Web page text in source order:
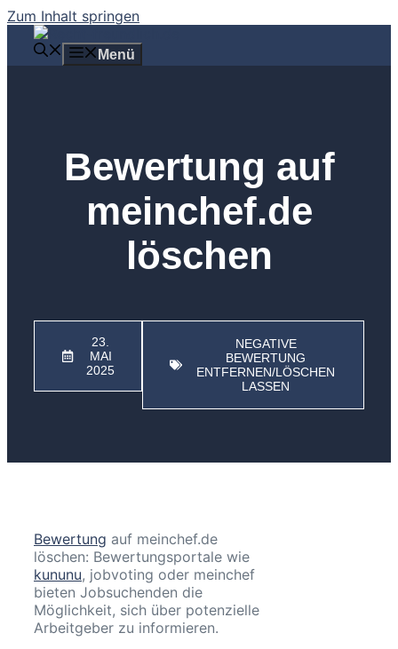
Zum Inhalt springen
Menü
Bewertung auf
meinchef.de
löschen
23.
MAI
2025
NEGATIVE
BEWERTUNG
ENTFERNEN/LÖSCHEN
LASSEN
Bewertung auf meinchef.de
löschen: Bewertungsportale wie
kununu, jobvoting oder meinchef
bieten Jobsuchenden die
Möglichkeit, sich über potenzielle
Arbeitgeber zu informieren.